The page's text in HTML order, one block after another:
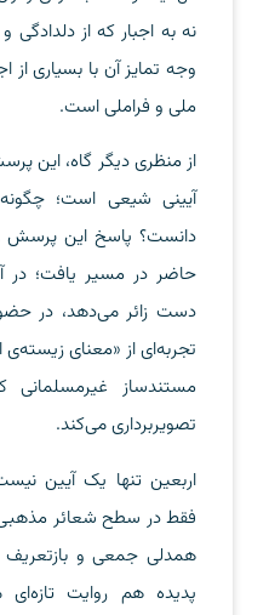
نه به اجبار که از
وجه تمایز آن با بسیاری
ملی و فراملی است.
از منظری دیگر گاه، این
آیینی شیعی است؛
دانست؟ پاسخ این پرسش
حاضر در مسیر یافت؛
دست زائر می‌دهد، در
تجربه‌ای از «معنای
مستندساز
تصویربرداری می‌کند.
اربعین تنها یک آیین
فقط در سطح شعائر مذهبی،
همدلی جمعی و بازتعریف
پدیده هم روایت